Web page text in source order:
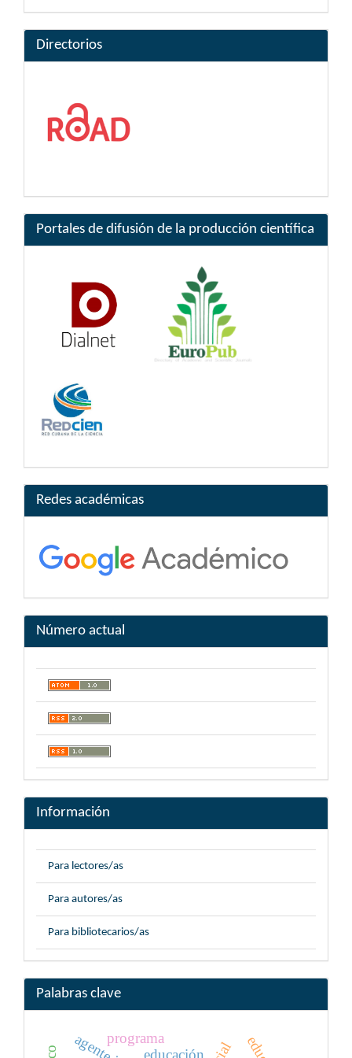
Directorios
Portales de difusión de la producción científica
Redes académicas
Número actual
Información
Para lectores/as
Para autores/as
Para bibliotecarios/as
Palabras clave
educación
programa